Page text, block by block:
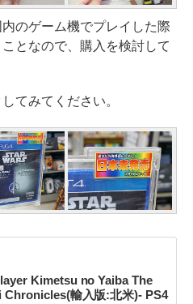
のゲーム機でプレイした際
となので、購入を検討して
てみてください。
Kimetsu no Yaiba The
Chronicles(輸入版:北米)- PS4